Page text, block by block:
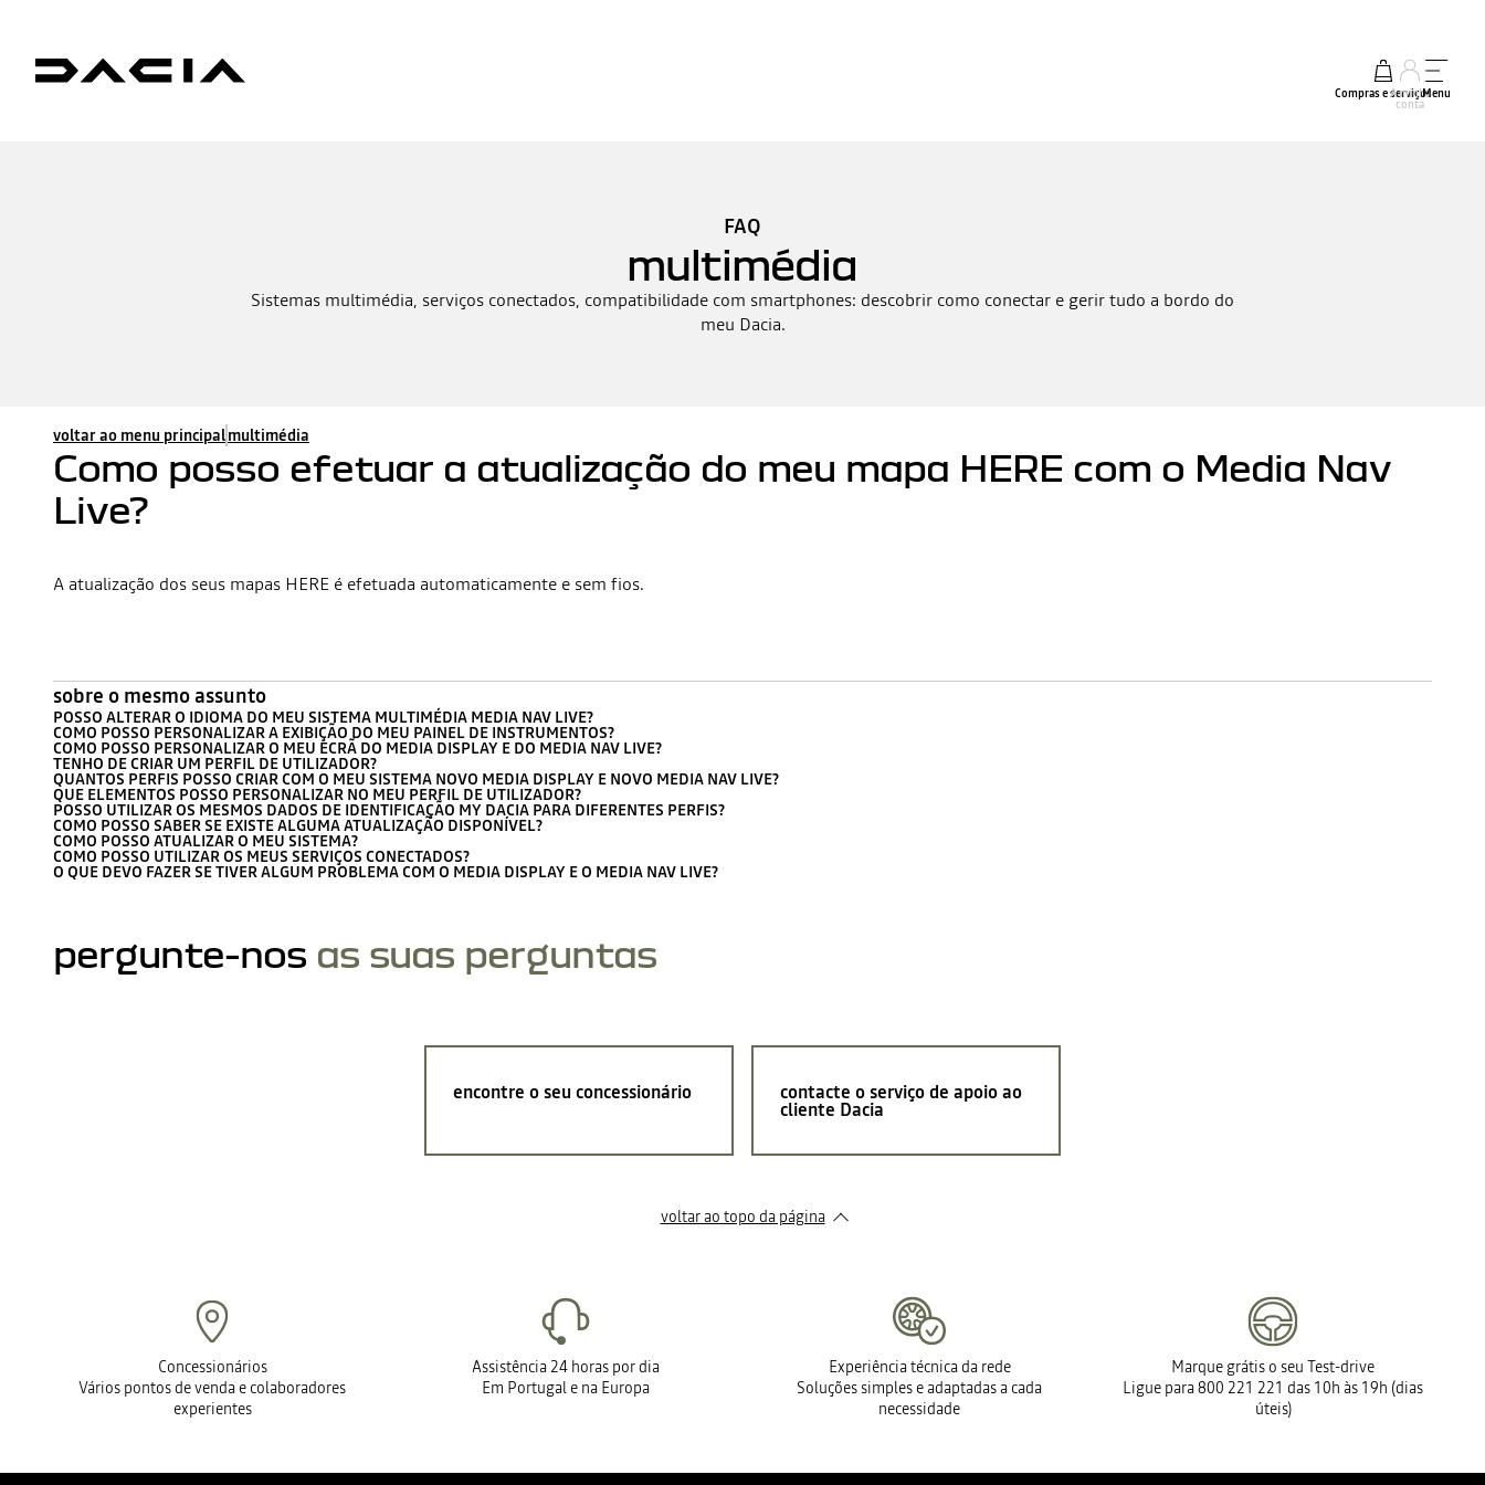
Compras e serviços
A minha
conta
Menu
FAQ
multimédia
Sistemas multimédia, serviços conectados, compatibilidade com smartphones: descobrir como conectar e gerir tudo a bordo do
meu Dacia.
voltar ao menu principalmultimédia
Como posso efetuar a atualização do meu mapa HERE com o Media Nav
Live?
A atualização dos seus mapas HERE é efetuada automaticamente e sem fios.
sobre o mesmo assunto
POSSO ALTERAR O IDIOMA DO MEU SISTEMA MULTIMÉDIA MEDIA NAV LIVE?
COMO POSSO PERSONALIZAR A EXIBIÇÃO DO MEU PAINEL DE INSTRUMENTOS?
COMO POSSO PERSONALIZAR O MEU ECRÃ DO MEDIA DISPLAY E DO MEDIA NAV LIVE?
TENHO DE CRIAR UM PERFIL DE UTILIZADOR?
QUANTOS PERFIS POSSO CRIAR COM O MEU SISTEMA NOVO MEDIA DISPLAY E NOVO MEDIA NAV LIVE?
QUE ELEMENTOS POSSO PERSONALIZAR NO MEU PERFIL DE UTILIZADOR?
POSSO UTILIZAR OS MESMOS DADOS DE IDENTIFICAÇÃO MY DACIA PARA DIFERENTES PERFIS?
COMO POSSO SABER SE EXISTE ALGUMA ATUALIZAÇÃO DISPONÍVEL?
COMO POSSO ATUALIZAR O MEU SISTEMA?
COMO POSSO UTILIZAR OS MEUS SERVIÇOS CONECTADOS?
O QUE DEVO FAZER SE TIVER ALGUM PROBLEMA COM O MEDIA DISPLAY E O MEDIA NAV LIVE?
pergunte-nos as suas perguntas
encontre o seu concessionário contacte o serviço de apoio ao
cliente Dacia
voltar ao topo da página
Concessionários
Vários pontos de venda e colaboradores
experientes
Assistência 24 horas por dia
Em Portugal e na Europa
Experiência técnica da rede
Soluções simples e adaptadas a cada
necessidade
Marque grátis o seu Test-drive
Ligue para 800 221 221 das 10h às 19h (dias
úteis)